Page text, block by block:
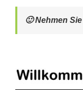
🙂 Nehmen